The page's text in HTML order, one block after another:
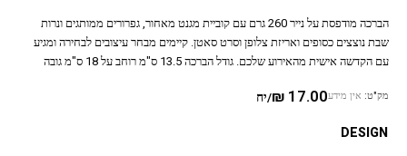
מק"ט: אין מידע ₪ 17.00 /יח
DESIGN
הברכה מודפסת על נייר 260 גרם עם קוביית מגנט מאחור, גפרורים ממותגים ונרות
שבת נוצצים כסופים ואריזת צלופן וסרט סאטן. קיימים מבחר עיצובים לבחירה ומגיע
עם הקדשה אישית מהאירוע שלכם. גודל הברכה 13.5 ס"מ רוחב על 18 ס"מ גובה